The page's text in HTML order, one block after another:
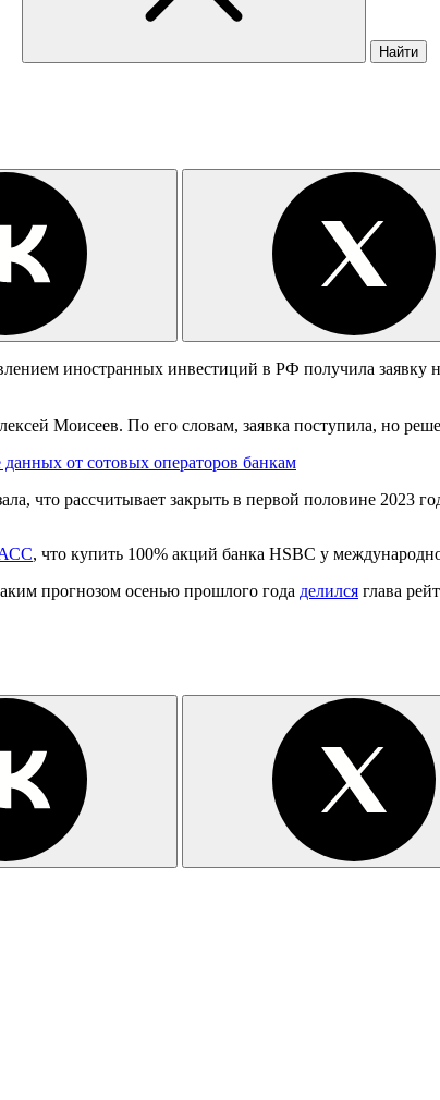
Найти
иностранных инвестиций в РФ получила заявку
Моисеев. По его словам, заявка поступила, но
от сотовых операторов банкам
что рассчитывает закрыть в первой половине 2023
, что купить 100% акций банка HSBC у
прогнозом осенью прошлого года делился глава